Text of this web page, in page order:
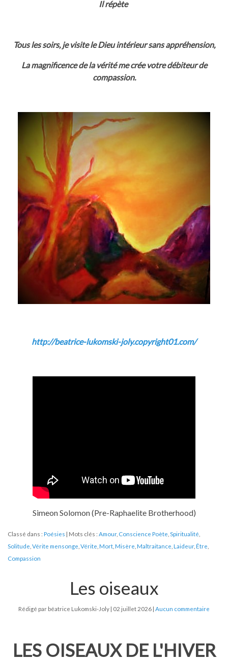
Il répète
Tous les soirs, je visite le Dieu intérieur sans appréhension,
La magnificence de la vérité me crée votre débiteur de
compassion.
http://beatrice-lukomski-joly.copyright01.com/
Simeon Solomon (Pre-Raphaelite Brotherhood)
Classé dans : Poésies Mots clés : Amour, Conscience Poète Spiritualité
Solitude Vérite mensonge Vérite Mort Misère Maltraitance Laideur, Être
Compassion
Les oiseaux
Rédigé par béatrice Lukomski-Joly 02 juillet 2026 Aucun commentaire
LES OISEAUX DE L'HIVER